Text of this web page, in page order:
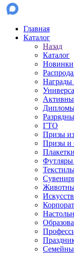
Главная
Каталог
Назад
Каталог
Новинки
Награды
ГТО
Призы
Призы и
Футляры